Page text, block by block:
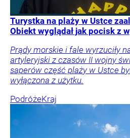
Turystka na plaży w Ustce
Obiekt wyglądał jak pocisk z
Prądy morskie i fale wyrzuciły
artyleryjski z czasów II wojny
saperów część plaży w Ustce
wyłączona z użytku.
PodróżeKraj